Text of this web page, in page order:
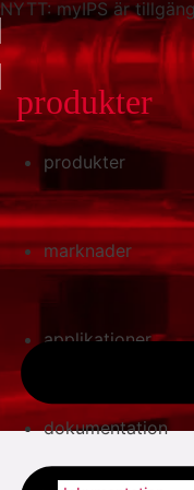
NYTT: myIPS är
stäng
produkter
marknader
applikationer
dokumentation
produkter